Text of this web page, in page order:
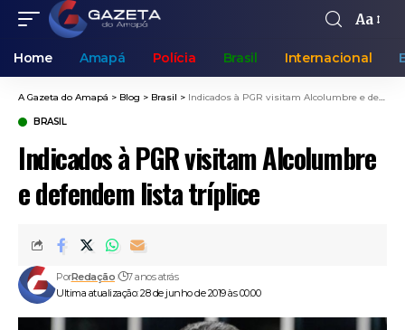
Aa
Home Amapá Polícia Brasil Internacional
A Gazeta do Amapá > Blog > Brasil > Indicados à PGR visitam Alcolumbre e defendem lista tríplice
BRASIL
Indicados à PGR visitam Alcolumbre
e defendem lista tríplice
Ultima atualização: 28 de junho de 2019 às 00:00
PorRedação 7 anos atrás